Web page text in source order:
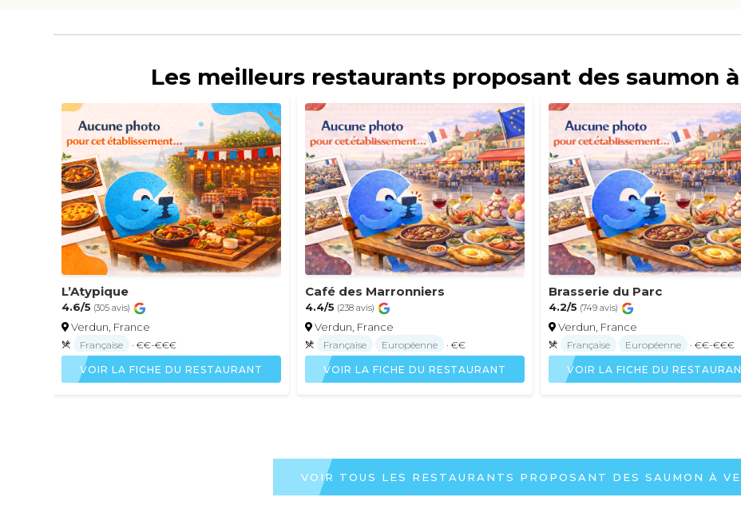
Les meilleurs restaurants proposant des saumon
L’Atypique
4.6/5 (305 avis)
Verdun, France
Française · €€-€€€
VOIR LA FICHE DU RESTAURANT
Café des Marronniers
4.4/5 (238 avis)
Verdun, France
Française Européenne · €€
VOIR LA FICHE DU RESTAURANT
Brasserie du Parc
4.2/5 (749 avis)
Verdun, France
Française Européenne · €€-€€€
VOIR LA FICHE DU
VOIR TOUS LES RESTAURANTS PROPOSANT DES SAUMON À